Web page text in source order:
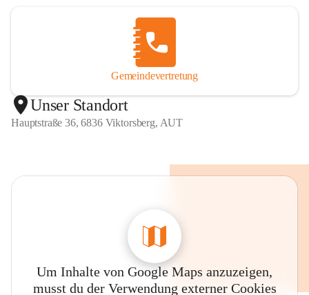
Gemeindevertretung
Unser Standort
Hauptstraße 36, 6836 Viktorsberg, AUT
Um Inhalte von Google Maps anzuzeigen,
musst du der Verwendung externer Cookies